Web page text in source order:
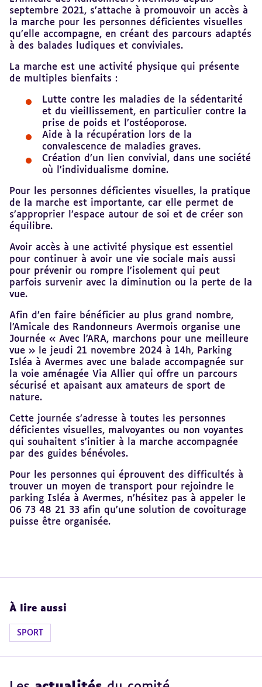
septembre 2021, s’attache à promouvoir un accès à
la marche pour les personnes déficientes visuelles
qu’elle accompagne, en créant des parcours adaptés
à des balades ludiques et conviviales.
La marche est une activité physique qui présente
de multiples bienfaits :
Lutte contre les maladies de la sédentarité
et du vieillissement, en particulier contre la
prise de poids et l’ostéoporose.
Aide à la récupération lors de la
convalescence de maladies graves.
Création d’un lien convivial, dans une société
où l’individualisme domine.
Pour les personnes déficientes visuelles, la pratique
de la marche est importante, car elle permet de
s’approprier l’espace autour de soi et de créer son
équilibre.
Avoir accès à une activité physique est essentiel
pour continuer à avoir une vie sociale mais aussi
pour prévenir ou rompre l’isolement qui peut
parfois survenir avec la diminution ou la perte de la
vue.
Afin d’en faire bénéficier au plus grand nombre,
l’Amicale des Randonneurs Avermois organise une
Journée « Avec l’ARA, marchons pour une meilleure
vue » le jeudi 21 novembre 2024 à 14h, Parking
Isléa à Avermes avec une balade accompagnée sur
la voie aménagée Via Allier qui offre un parcours
sécurisé et apaisant aux amateurs de sport de
nature.
Cette journée s’adresse à toutes les personnes
déficientes visuelles, malvoyantes ou non voyantes
qui souhaitent s’initier à la marche accompagnée
par des guides bénévoles.
Pour les personnes qui éprouvent des difficultés à
trouver un moyen de transport pour rejoindre le
parking Isléa à Avermes, n’hésitez pas à appeler le
06 73 48 21 33 afin qu’une solution de covoiturage
puisse être organisée.
À lire aussi
SPORT